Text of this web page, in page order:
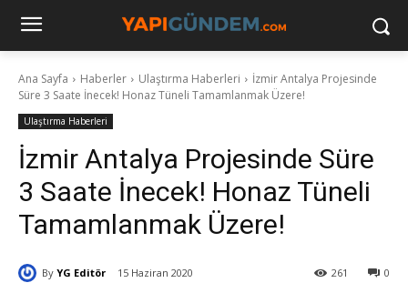
Ana Sayfa Haberler Ulaştırma Haberleri
İzmir Antalya Projesinde
Süre 3 Saate İnecek! Honaz Tüneli Tamamlanmak Üzere!
Ulaştırma Haberleri
İzmir Antalya Projesinde Süre
3 Saate İnecek! Honaz Tüneli
Tamamlanmak Üzere!
By YG Editör 15 Haziran 2020 0
261